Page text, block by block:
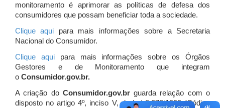
monitoramento é aprimorar as políticas de defesa dos
consumidores que possam beneficiar toda a sociedade.
Clique aqui para mais informações sobre a Secretaria
Nacional do Consumidor.
Clique aquipara mais informações sobre os Órgãos
Gestores e de Monitoramento que integram
o Consumidor.gov.br.
A criação do Consumidor.gov.brguarda relação com o
disposto no artigo 4º, inciso V, da Lei 8.078/1990 (Código